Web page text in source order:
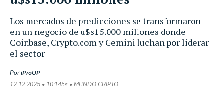
Los mercados de predicciones se transformaron
en un negocio de u$s15.000 millones donde
Coinbase, Crypto.com y Gemini luchan por liderar
el sector
PoriProUP
12.12.2025 • 10:14hs • MUNDO CRIPTO